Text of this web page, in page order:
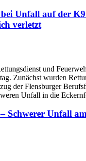
Unfall auf der
verletzt
und
Zunächst wurden
der Flensburger
Unfall in die
Schwerer Unfall